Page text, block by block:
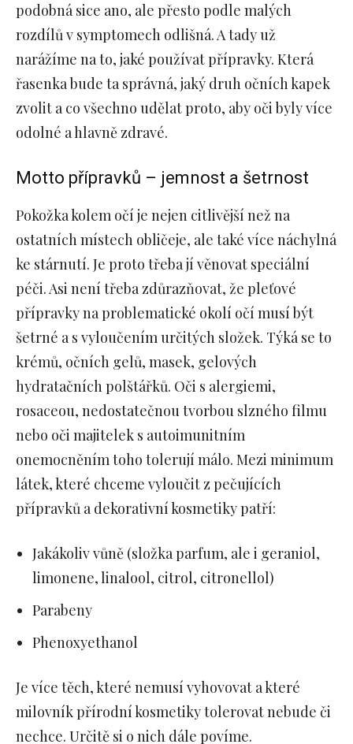
podobná sice ano, ale přesto podle malých
rozdílů v symptomech odlišná. A tady už
narážíme na to, jaké používat přípravky. Která
řasenka bude ta správná, jaký druh očních kapek
zvolit a co všechno udělat proto, aby oči byly více
odolné a hlavně zdravé.
Motto přípravků – jemnost a šetrnost
Pokožka kolem očí je nejen citlivější než na
ostatních místech obličeje, ale také více náchylná
ke stárnutí. Je proto třeba jí věnovat speciální
péči. Asi není třeba zdůrazňovat, že pleťové
přípravky na problematické okolí očí musí být
šetrné a s vyloučením určitých složek. Týká se to
krémů, očních gelů, masek, gelových
hydratačních polštářků. Oči s alergiemi,
rosaceou, nedostatečnou tvorbou slzného filmu
nebo oči majitelek s autoimunitním
onemocněním toho tolerují málo. Mezi minimum
látek, které chceme vyloučit z pečujících
přípravků a dekorativní kosmetiky patří:
Jakákoliv vůně (složka parfum, ale i geraniol,
limonene, linalool, citrol, citronellol)
Parabeny
Phenoxyethanol
Je více těch, které nemusí vyhovovat a které
milovník přírodní kosmetiky tolerovat nebude či
nechce. Určitě si o nich dále povíme.